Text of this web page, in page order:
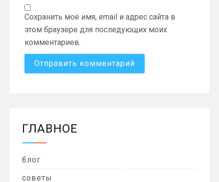
Сохранить моё имя, email и адрес сайта в
этом браузере для последующих моих
комментариев.
ГЛАВНОЕ
блог
советы